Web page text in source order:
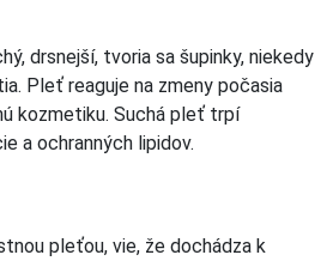
drsnejší, tvoria sa šupinky, niekedy
Pleť reaguje na zmeny počasia
kozmetiku. Suchá pleť trpí
a ochranných lipidov.
pleťou, vie, že dochádza k